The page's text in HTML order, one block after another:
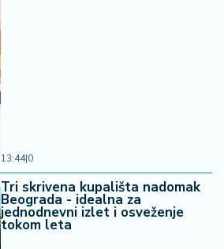
13:44|0
Tri skrivena kupališta nadomak
Beograda - idealna za
jednodnevni izlet i osveženje
tokom leta